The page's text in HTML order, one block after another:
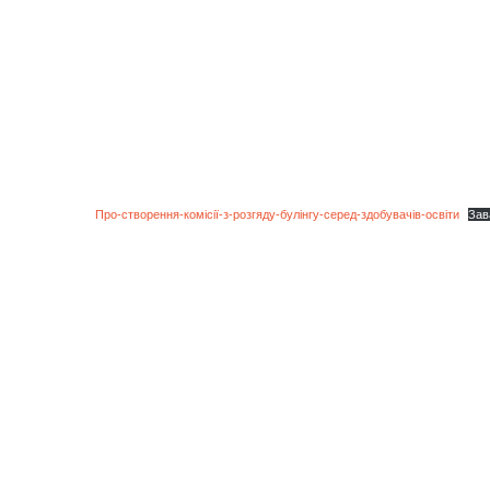
Про-створення-комісії-з-розгяду-булінгу-серед-здобувачів-освіти